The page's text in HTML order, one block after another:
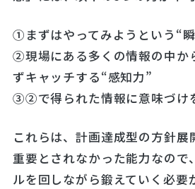
①まずはやってみようという“
②現場にある多くの情報の中か
ずキャッチする“感知力”
③②で得られた情報に意味づけ
これらは、計画達成型の方針展
重要とされなかった能力なので
ルを回しながら鍛えていく必要